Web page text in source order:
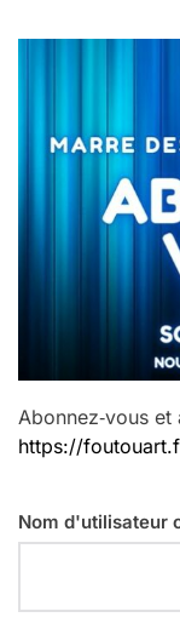
Abonnez‑vous
https://
Nom d'utilisateur